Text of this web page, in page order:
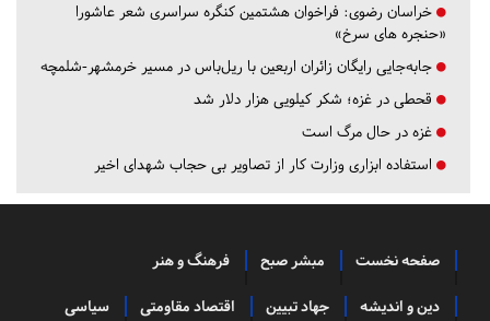
خراسان رضوی: فراخوان هشتمین کنگره سراسری شعر عاشورا
«حنجره های سرخ»
جابه‌جایی رایگان زائران اربعین با ریل‌باس در مسیر خرمشهر-شلمچه
قحطی در غزه؛ شکر کیلویی هزار دلار شد
غزه در حال مرگ است
استفاده ابزاری وزارت کار از تصاویر بی حجاب شهدای اخیر
صفحه نخست مبشر صبح فرهنگ و هنر
دین و اندیشه جهاد تبیین اقتصاد مقاومتی سیاسی